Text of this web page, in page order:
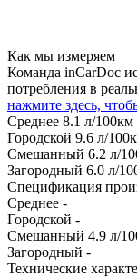
Как мы измеряем
Команда inCarDoc
потребления в
нажмите здесь,
Среднее 8.1 л/100км
Городской 9.6 л/
Смешанный 6.2 л/
Загородный 6.0 л/
Спецификация
Среднее -
Городской -
Смешанный 4.9 л/
Загородный -
Технические